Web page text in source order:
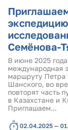
Семёнова-
В июне 2025
международная
маршруту Петра
Шанского, во
повторят часть
в Казахстане и
Приглашаем...
02.04.2025 —